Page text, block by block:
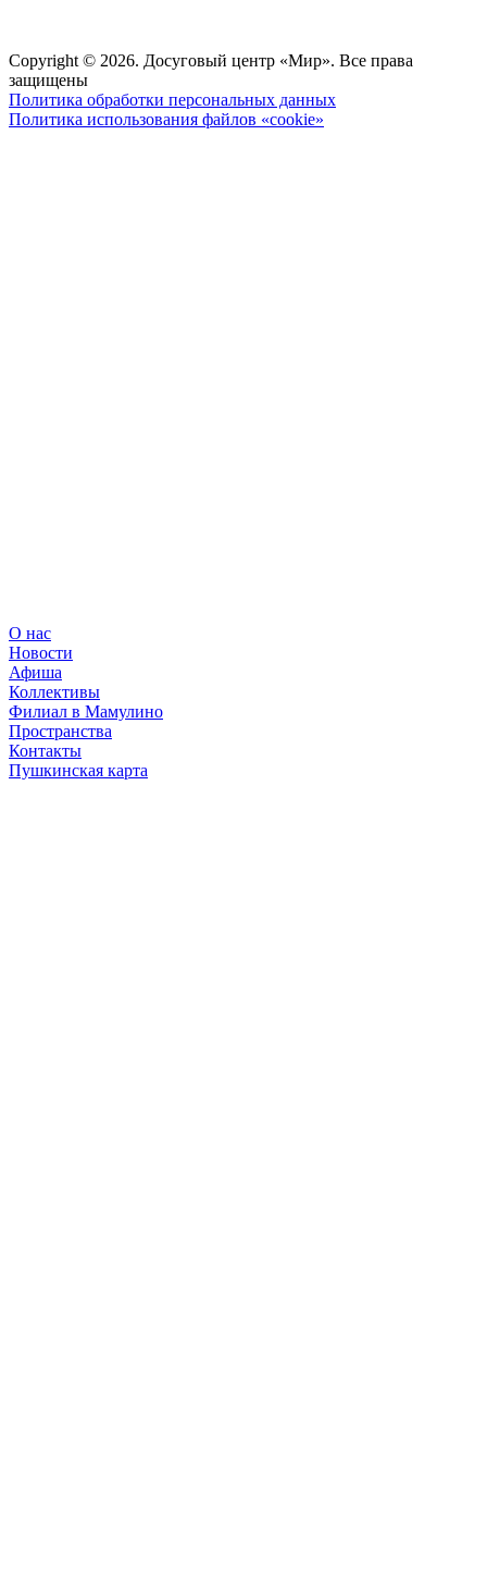
Copyright © 2026. Досуговый центр «Мир». Все права
защищены
Политика обработки персональных данных
Политика использования файлов «cookie»
О нас
Новости
Афиша
Коллективы
Филиал в Мамулино
Пространства
Контакты
Пушкинская карта